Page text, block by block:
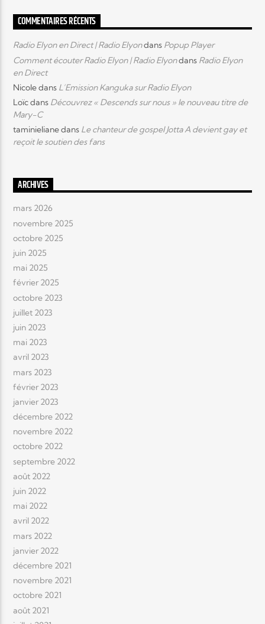
COMMENTAIRES RÉCENTS
Radio Elyon en Direct | Radio Elyondans Popup Player
Comment écouter Radio Elyon | Radio Elyondans Radio Elyon
en Direct
Nicoledans L’Emission Kanguka sur Radio Elyon
Loïcdans Découvrez « Descends sur nous » le nouveau titre de
Mary-C
taminielianedans Le chanteur de gospel Jotta A devient gay et
reçoit le soutien des fans
ARCHIVES
mars 2026
novembre 2025
octobre 2025
juin 2025
mai 2025
février 2025
octobre 2023
juillet 2023
juin 2023
mai 2023
avril 2023
mars 2023
février 2023
janvier 2023
décembre 2022
novembre 2022
octobre 2022
septembre 2022
août 2022
juin 2022
mai 2022
avril 2022
mars 2022
janvier 2022
décembre 2021
novembre 2021
octobre 2021
août 2021